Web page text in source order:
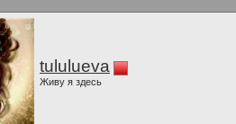
tululueva
Живу я здесь